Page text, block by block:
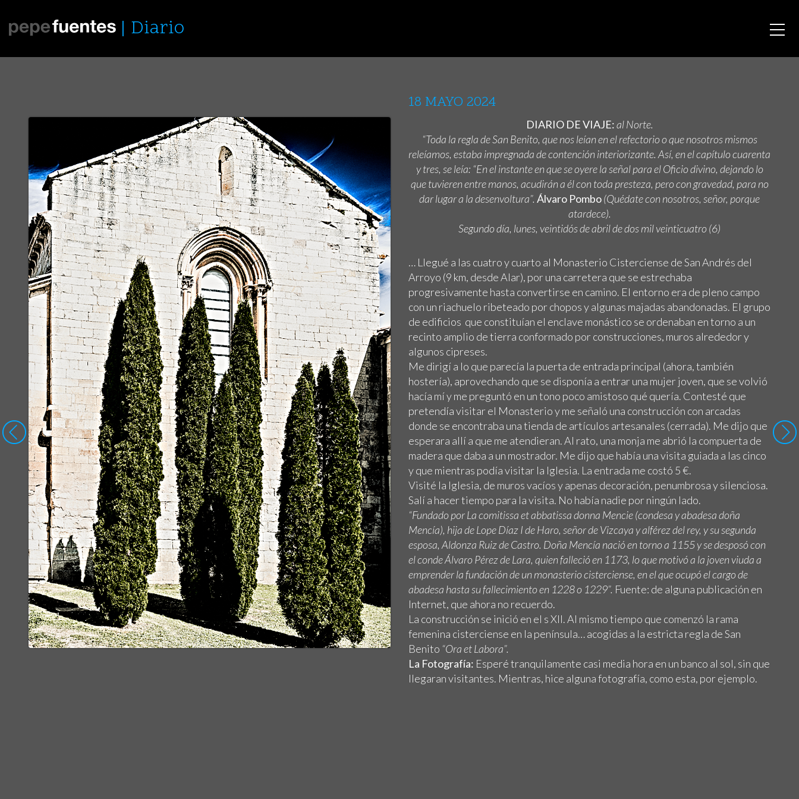
Diario
18 MAYO 2024
DIARIO DE VIAJE:al Norte.
“Toda la regla de San Benito, que nos leían en el refectorio o que nosotros mismos
releíamos, estaba impregnada de contención interiorizante. Así, en el capítulo cuarenta
y tres, se leía: “En el instante en que se oyere la señal para el Oficio divino, dejando lo
que tuvieren entre manos, acudirán a él con toda presteza, pero con gravedad, para no
dar lugar a la desenvoltura”. Álvaro Pombo(Quédate con nosotros, señor, porque
atardece).
Segundo día, lunes, veintidós de abril de dos mil veinticuatro (6)
… Llegué a las cuatro y cuarto al Monasterio Cisterciense de San Andrés del
Arroyo (9 km, desde Alar), por una carretera que se estrechaba
progresivamente hasta convertirse en camino. El entorno era de pleno campo
con un riachuelo ribeteado por chopos y algunas majadas abandonadas. El grupo
de edificios que constituían el enclave monástico se ordenaban en torno a un
recinto amplio de tierra conformado por construcciones, muros alrededor y
algunos cipreses.
Me dirigí a lo que parecía la puerta de entrada principal (ahora, también
hostería), aprovechando que se disponía a entrar una mujer joven, que se volvió
hacía mí y me preguntó en un tono poco amistoso qué quería. Contesté que
pretendía visitar el Monasterio y me señaló una construcción con arcadas
donde se encontraba una tienda de artículos artesanales (cerrada). Me dijo que
esperara allí a que me atendieran. Al rato, una monja me abrió la compuerta de
madera que daba a un mostrador. Me dijo que había una visita guiada a las cinco
y que mientras podía visitar la Iglesia. La entrada me costó 5 €.
Visité la Iglesia, de muros vacíos y apenas decoración, penumbrosa y silenciosa.
Salí a hacer tiempo para la visita. No había nadie por ningún lado.
“Fundadopor La comitissa et abbatissa donna Mencie (condesa y abadesa doña
Mencía), hija de Lope Díaz I de Haro, señor de Vizcaya y alférez del rey, y su segunda
esposa, Aldonza Ruiz de Castro. Doña Mencía nació en torno a 1155 y se desposó con
el conde Álvaro Pérez de Lara, quien falleció en 1173, lo que motivó a la joven viuda a
emprender la fundación de un monasterio cisterciense, en el que ocupó el cargo de
abadesa hasta su fallecimiento en 1228 o 1229”. Fuente: de alguna publicación en
Internet, que ahora no recuerdo.
La construcción se inició en el s XII. Al mismo tiempo que comenzó la rama
femenina cisterciense en la península… acogidas a la estricta regla de San
Benito “Ora et Labora”.
La Fotografía: Esperé tranquilamente casi media hora en un banco al sol, sin que
llegaran visitantes. Mientras, hice alguna fotografía, como esta, por ejemplo.